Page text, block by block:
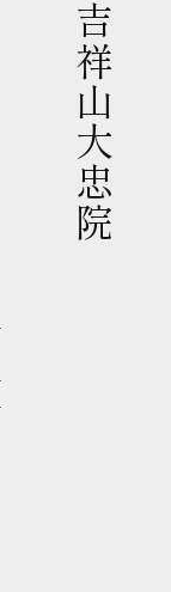
吉祥山大忠院